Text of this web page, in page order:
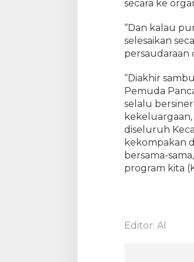
M
:
D
a
A
c
a
r
a
G
e
a
secara ke
“Dan kalau
selesaikan
persaudaraan
“Diakhir
Pemuda
selalu
kekeluargaan,
diseluruh
kekompakan
bersama-
program kita
Editor: Al